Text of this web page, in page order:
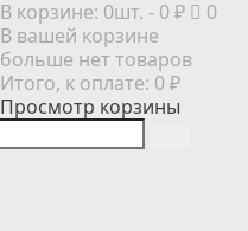
В корзине: 0шт. - 0 ₽
0
В вашей корзине
больше нет товаров
Итого, к оплате: 0 ₽
Просмотр корзины